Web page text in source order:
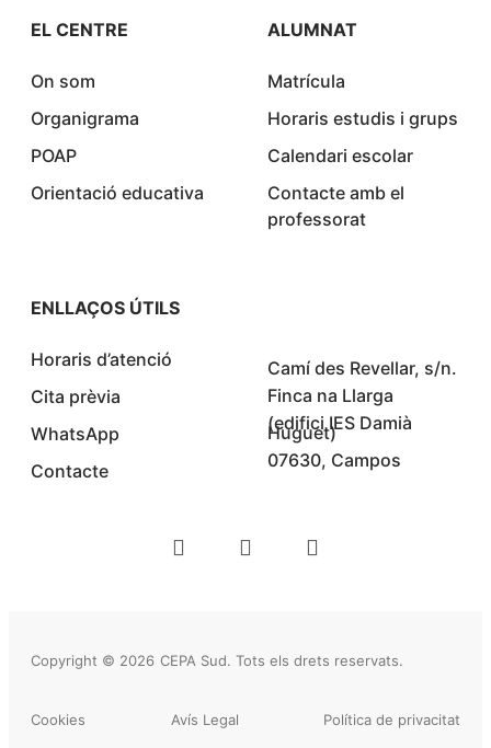
EL CENTRE
On som
Organigrama
POAP
Orientació educativa
ALUMNAT
Matrícula
Horaris estudis i grups
Calendari escolar
Contacte amb el
professorat
ENLLAÇOS ÚTILS
Horaris d’atenció
Cita prèvia
WhatsApp
Contacte
Camí des Revellar, s/n.
Finca na Llarga
(edifici IES Damià
Huguet)
07630, Campos
Copyright © 2026 CEPA Sud. Tots els drets reservats.
Cookies Avís Legal Política de privacitat